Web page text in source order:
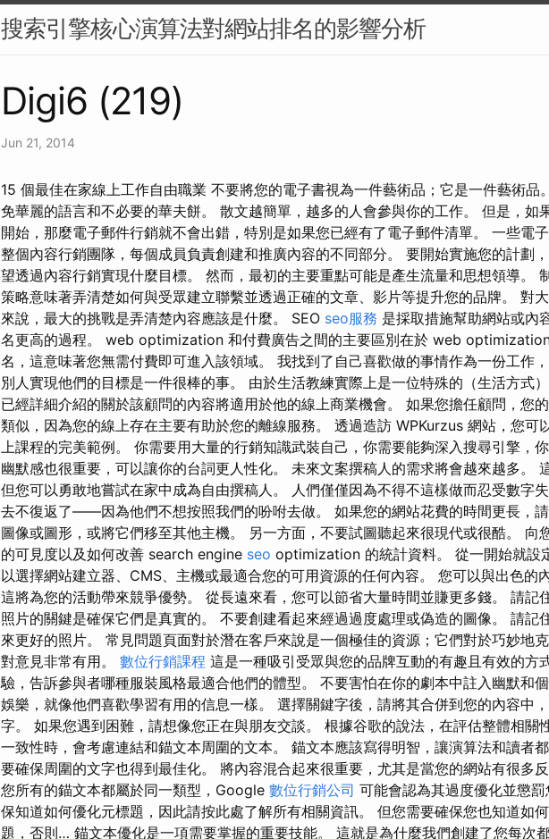
搜索引擎核心演算法對網站排名的影響分析
Digi6 (219)
Jun 21, 2014
15 個最佳在家線上工作自由職業 不要將您的電子書視為一件藝術品；它是一件藝術品
免華麗的語言和不必要的華夫餅。 散文越簡單，越多的人會參與你的工作。 但是，如
開始，那麼電子郵件行銷就不會出錯，特別是如果您已經有了電子郵件清單。 一些電
整個內容行銷團隊，每個成員負責創建和推廣內容的不同部分。 要開始實施您的計劃
望透過內容行銷實現什麼目標。 然而，最初的主要重點可能是產生流量和思想領導。
策略意味著弄清楚如何與受眾建立聯繫並透過正確的文章、影片等提升您的品牌。 對
來說，最大的挑戰是弄清楚內容應該是什麼。 SEO seo服務 是採取措施幫助網站或內
名更高的過程。 web optimization 和付費廣告之間的主要區別在於 web
名，這意味著您無需付費即可進入該領域。 我找到了自己喜歡做的事情作為一份工作
別人實現他們的目標是一件很棒的事。 由於生活教練實際上是一位特殊的（生活方式
已經詳細介紹的關於該顧問的內容將適用於他的線上商業機會。 如果您擔任顧問，您
類似，因為您的線上存在主要有助於您的離線服務。 透過造訪 WPKurzus 網站，您可
上課程的完美範例。 你需要用大量的行銷知識武裝自己，你需要能夠深入搜尋引擎，你
幽默感也很重要，可以讓你的台詞更人性化。 未來文案撰稿人的需求將會越來越多。
但您可以勇敢地嘗試在家中成為自由撰稿人。 人們僅僅因為不得不這樣做而忍受數字
去不復返了——因為他們不想按照我們的吩咐去做。 如果您的網站花費的時間更長，
圖像或圖形，或將它們移至其他主機。 另一方面，不要試圖聽起來很現代或很酷。 向
的可見度以及如何改善 search engine seo optimization 的統計資料。 從一開始就設
以選擇網站建立器、CMS、主機或最適合您的可用資源的任何內容。 您可以與出色的
這將為您的活動帶來競爭優勢。 從長遠來看，您可以節省大量時間並賺更多錢。 請記
照片的關鍵是確保它們是真實的。 不要創建看起來經過過度處理或偽造的圖像。 請記
來更好的照片。 常見問題頁面對於潛在客戶來說是一個極佳的資源；它們對於巧妙地
對意見非常有用。 數位行銷課程 這是一種吸引受眾與您的品牌互動的有趣且有效的方
驗，告訴參與者哪種服裝風格最適合他們的體型。 不要害怕在你的劇本中註入幽默和
娛樂，就像他們喜歡學習有用的信息一樣。 選擇關鍵字後，請將其合併到您的內容中
字。 如果您遇到困難，請想像您正在與朋友交談。 根據谷歌的說法，在評估整體相關
一致性時，會考慮連結和錨文本周圍的文本。 錨文本應該寫得明智，讓演算法和讀者
要確保周圍的文字也得到最佳化。 將內容混合起來很重要，尤其是當您的網站有很多
您所有的錨文本都屬於同一類型，Google 數位行銷公司 可能會認為其過度優化並懲
保知道如何優化元標題，因此請按此處了解所有相關資訊。 但您需要確保您也知道如
題，否則… 錨文本優化是一項需要掌握的重要技能。 這就是為什麼我們創建了您每次